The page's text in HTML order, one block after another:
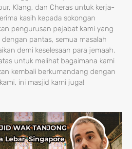
Klang, dan Cheras untuk kerja-
kasih kepada sokongan
pengurusan pejabat kami yang
pantas, semua masalah
demi keselesaan para jemaah.
untuk melihat bagaimana kami
kembali berkumandang dengan
ini masjid kami juga!